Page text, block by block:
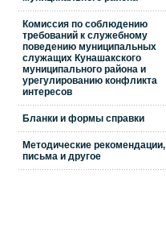
Комиссия по соблюдению
требований к служебному
поведению муниципальных
служащих Кунашакского
муниципального района и
урегулированию конфликта
интересов
Бланки и формы справки
Методические рекомендации,
письма и другое